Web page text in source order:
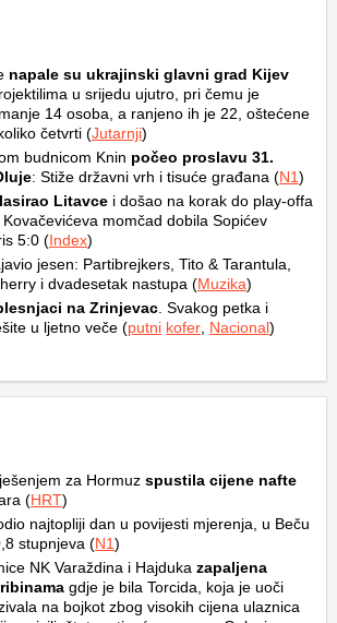
napale su ukrajinski glavni grad Kijev
u srijedu ujutro, pri čemu je
14 osoba, a ranjeno ih je 22, oštećene
četvrti (Jutarnji)
budnicom Knin počeo proslavu 31.
: Stiže državni vrh i tisuće građana (N1)
Litavce i došao na korak do play-offa
momčad dobila Sopićev
5:0 (Index)
jesen: Partibrejkers, Tito & Tarantula,
i dvadesetak nastupa (Muzika)
na Zrinjevac . Svakog petka i
u ljetno veče (putni kofer Nacional)
za Hormuz spustila cijene nafte
(HRT)
najtopliji dan u povijesti mjerenja, u Beču
stupnjeva (N1)
NK Varaždina i Hajduka zapaljena
gdje je bila Torcida, koja je uoči
na bojkot zbog visokih cijena ulaznica